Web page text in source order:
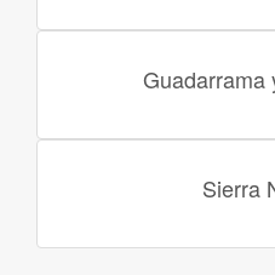
Guadarrama
Sierra